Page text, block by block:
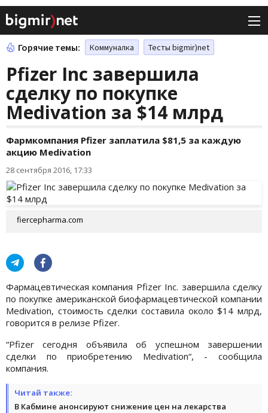
Горячие темы: Коммуналка Тесты bigmir)net
Pfizer Inc завершила
сделку по покупке
Medivation за $14 млрд
Фармкомпания Pfizer заплатила $81,5 за каждую
акцию Medivation
28 сентября 2016, 17:33
fiercepharma.com
Фармацевтическая компания Pfizer Inc. завершила сделку
по покупке американской биофармацевтической компании
Medivation, стоимость сделки составила около $14 млрд,
говорится в релизе Pfizer.
“Pfizer сегодня объявила об успешном завершении
сделки по приобретению Medivation“, - сообщила
компания.
Читай также:
В Кабмине анонсируют снижение цен на лекарства